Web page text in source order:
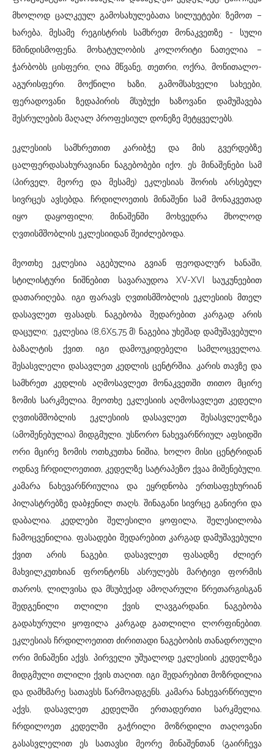
მხოლოდ ცალკეულ გამოსახულებათა სილუეტები: ზემოთ –
ხარება, მესამე რეგისტრის სამხრეთ მონაკვეთზე - სული
წმინდისმოფენა. მოხატულობის კოლორიტი ნათელია –
ჭარბობს ცისფერი, ღია მწვანე, თეთრი, ოქრა, მოწითალო-
აგურისფერი. მოქნილი ხაზი, გამომსახველი სახეები,
ფერადოვანი ზედაპირის მსუბუქი ხაზოვანი დამუშავება
შესრულების მაღალ პროფესიულ დონეზე მეტყველებს.
ეკლესიის სამხრეთით კარიბჭე და მის გვერდებზე
ცალფერდასახურავიანი ნაგებობები იქო. ეს მინაშენები სამ
(პირველ, მეორე და მესამე) ეკლესიას შორის არსებულ
სივრცეს ავსებდა. ჩრდილოეთის მინაშენი სამ მონაკვეთად
იყო დაყოფილი; მინაშენში მოხვედრა მხოლოდ
ღვთისმშობლის ეკლესიიდან შეიძლებოდა.
მეოთხე ეკლესია აგებულია გვიან ფეოდალურ ხანაში,
სტილისტური ნიშნებით სავარაუდოა XV-XVI საუკუნეებით
დათარიღება. იგი ფარავს ღვთისმშობლის ეკლესიის მთელ
დასავლეთ ფასადს. ნაგებობა შედარებით კარგად არის
დაცული; ეკლესია (8,6X5,75 მ) ნაგებია უხეშად დამუშავებული
ბაზალტის ქვით. იგი დამოუკიდებელი სამლოცველოა.
შესასვლელი დასავლეთ კედლის ცენტრშია. კარის თავზე და
სამხრეთ კედლის აღმოსავლეთ მონაკვეთში თითო მცირე
ზომის სარკმელია. მეოთხე ეკლესიის აღმოსავლეთ კედელი
ღვთისმშობლის ეკლესიის დასავლეთ შესასვლელზეა
(ამოშენებულია) მიდგმული. უსწორო ნახევარწრიულ აფსიდში
ორი მცირე ზომის ოთხკუთხა ნიშია, ხოლო მისი ცენტრიდან
ოდნავ ჩრდილოეთით, კედელზე სატრაპეზო ქვაა მიშენებული.
კამარა ნახევარწრიულია და ეყრდნობა ერთსაფეხურიან
პილასტრებზე დაბჯენილ თაღს. შინაგანი სივრცე განიერი და
დაბალია. კედლები შელესილი ყოფილა, შელესილობა
ჩამოცვენილია. ფასადები შედარებით კარგად დამუშავებული
ქვით არის ნაგები. დასავლეთ ფასადზე ძლიერ
მახვილკუთხიან ფრონტონს ასრულებს მარტივი ფორმის
თაროს, ლილვისა და მსუბუქად ამოღარული წრეთარგისგან
შედგენილი თლილი ქვის ლავგარდანი. ნაგებობა
გადახურული ყოფილა კარგად გათლილი ლორფინებით.
ეკლესიას ჩრდილოეთით ძირითადი ნაგებობის თანადროული
ორი მინაშენი აქვს. პირველი უშუალოდ ეკლესიის კედელზეა
მიდგმული თლილი ქვის თაღით. იგი შედარებით მოზრდილია
და დამხმარე სათავსს წარმოადგენს. კამარა ნახევარწრიული
აქვს, დასავლეთ კედელში ერთადერთი სარკმელია.
ჩრდილოეთ კედელში გაჭრილი მოზრდილი თაღოვანი
გასასვლელით ეს სათავსი მეორე მინაშენთან (გაირჩევა